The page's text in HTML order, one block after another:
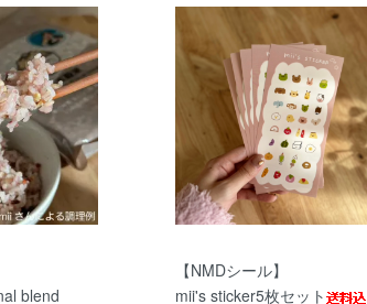
blend
【NMDシール】
mii's sticker5枚セット